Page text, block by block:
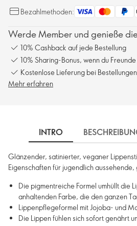
Bezahlmethoden:
Werde Member und genieße
10% Cashback auf jede Bestellung
10% Sharing-Bonus, wenn du
Kostenlose Lieferung bei
Mehr erfahren
INTRO
Glänzender, satinierter, veganer
Eigenschaften für jugendlich
Die pigmentreiche Formel umhüllt die
anhaltenden Farbe, die den ganzen
Lippenpflegeformel mit Jojoba- und
Die Lippen fühlen sich sofort genährt